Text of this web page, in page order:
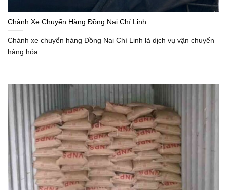
Chành Xe Chuyển Hàng Đồng Nai Chí Linh
Chành xe chuyển hàng Đồng Nai Chí Linh là dịch vụ vận chuyển
hàng hóa